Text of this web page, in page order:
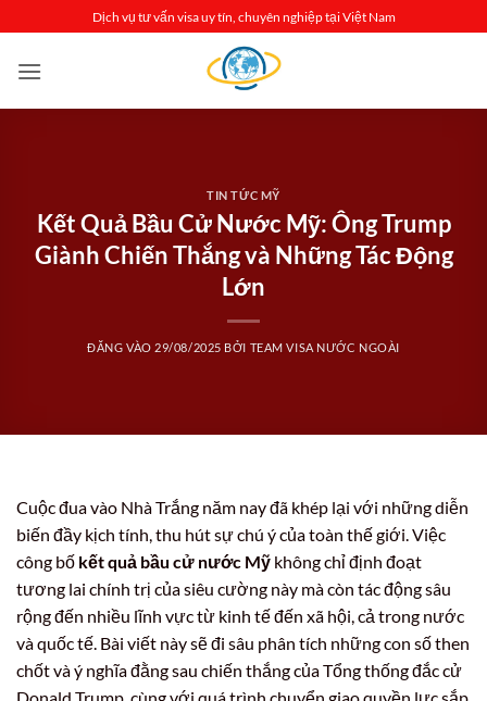
qua
nội
Dịch vụ tư vấn visa uy tín, chuyên nghiệp tại Việt Nam
TIN TỨC MỸ
Kết Quả Bầu Cử Nước Mỹ: Ông Trump
Giành Chiến Thắng và Những Tác Động
Lớn
ĐĂNG VÀO 29/08/2025 BỞI TEAM VISA NƯỚC NGOÀI
Cuộc đua vào Nhà Trắng năm nay đã khép lại với những diễn
biến đầy kịch tính, thu hút sự chú ý của toàn thế giới. Việc
công bố kết quả bầu cử nước Mỹ không chỉ định đoạt
tương lai chính trị của siêu cường này mà còn tác động sâu
rộng đến nhiều lĩnh vực từ kinh tế đến xã hội, cả trong nước
và quốc tế. Bài viết này sẽ đi sâu phân tích những con số then
chốt và ý nghĩa đằng sau chiến thắng của Tổng thống đắc cử